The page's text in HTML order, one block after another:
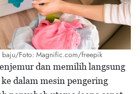
baju/Foto: Magnific.com/freepik
dan memilih langsung
dalam mesin pengering